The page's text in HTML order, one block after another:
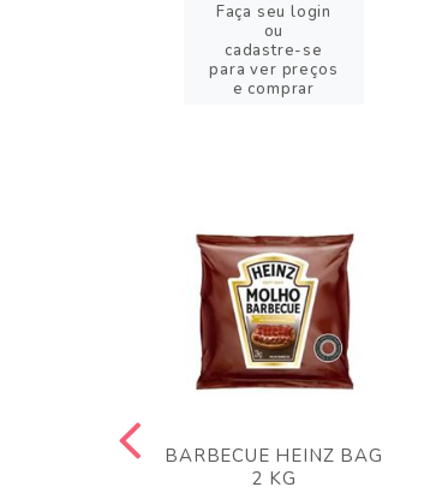
Faça seu login
ou
cadastre-se
para ver preços
e comprar
BARBECUE HEINZ BAG
2 KG